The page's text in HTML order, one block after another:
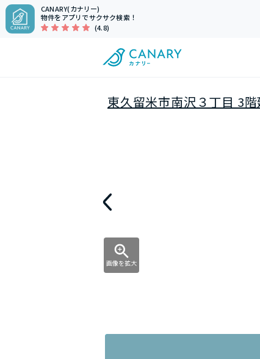
CANARY(カナリー)
物件をアプリでサクサク検索！
(4.8)
東久留米市南沢３丁目 3
画像を拡大